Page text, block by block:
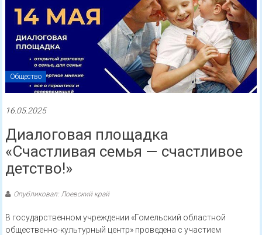
Общество
16.05.2025
Диалоговая площадка
«Счастливая семья — счастливое
детство!»
Опубликовал: Лоевский край
В государственном учреждении «Гомельский областной
общественно-культурный центр» проведена с участием